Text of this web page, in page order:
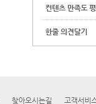
컨텐츠 만족도
한줄 의견달기
찾아오시는길 고객서비